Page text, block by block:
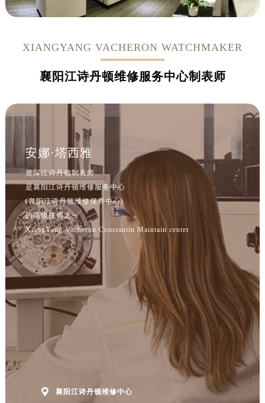
XIANGYANG VACHERON WATCHMAKER
襄阳江诗丹顿维修服务中心制表师
安娜·塔西雅
资深江诗丹顿制表师
是襄阳江诗丹顿维修服务中心
(襄阳江诗丹顿维修保养中心)
的高级技师之一
XiangYang Vacheron Constantin Maintain center
 襄阳江诗丹顿维修中心